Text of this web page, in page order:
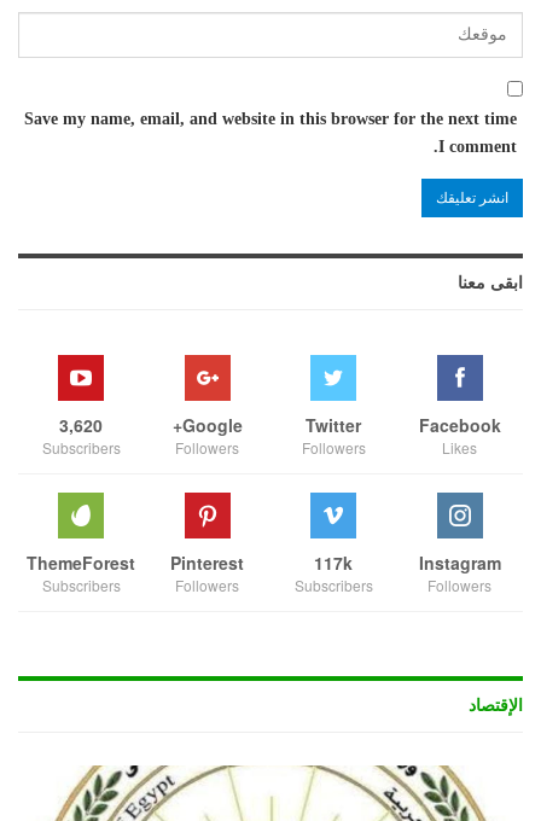
Save my name, email, and website in this browser for the next time
I comment.
ابقى معنا
Facebook
Likes
Twitter
Followers
Google+
Followers
3,620
Subscribers
Instagram
Followers
117k
Subscribers
Pinterest
Followers
ThemeForest
Subscribers
الإقتصاد